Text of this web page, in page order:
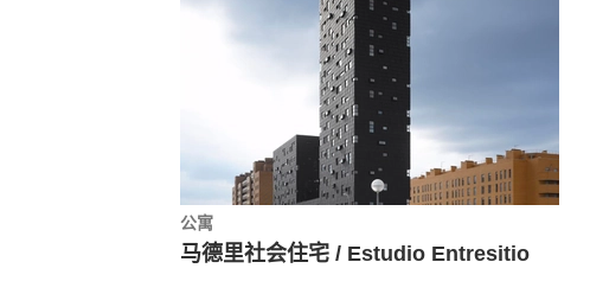
公寓
马德里社会住宅 / Estudio Entresitio